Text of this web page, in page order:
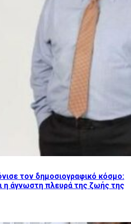
τον δημοσιογραφικό κόσμο:
η άγνωστη πλευρά της ζωής της